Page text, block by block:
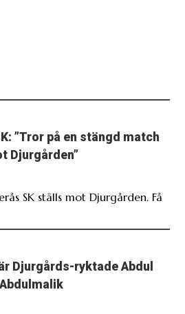
”Tror på en stängd match
Djurgården”
SK ställs mot Djurgården. Få
Djurgårds-ryktade Abdul
Abdulmalik